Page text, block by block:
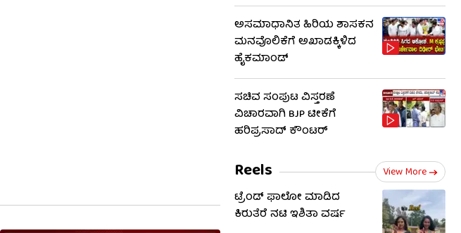
ಅಸಮಾಧಾನಿತ ಹಿರಿಯ ಶಾಸಕನ
ಮನವೊಲಿಕೆಗೆ ಅಖಾಡಕ್ಕಿಳಿದ
ಹೈಕಮಾಂಡ್
ಸಚಿವ ಸಂಪುಟ ವಿಸ್ತರಣೆ
ವಿಚಾರವಾಗಿ BJP ಟೀಕೆಗೆ
ಹರಿಪ್ರಸಾದ್ ಕೌಂಟರ್​​
Reels View More
ಟ್ರೆಂಡ್​​ ಫಾಲೋ ಮಾಡಿದ
ಕಿರುತೆರೆ ನಟಿ ಇಶಿತಾ ವರ್ಷ